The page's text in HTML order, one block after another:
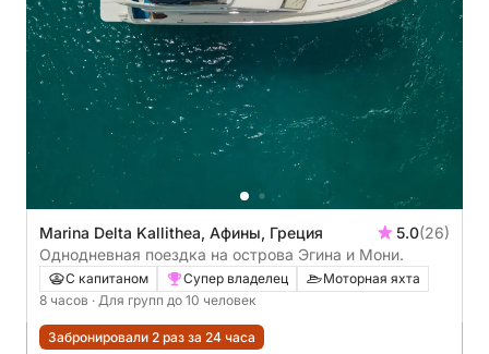
Marina Delta Kallithea, Афины, Греция 5.0(26)
Однодневная поездка на острова Эгина и Мони.
С капитаном Супер владелец
Моторная яхта
8 часов · Для групп до 10 человек
Забронировали 2 раз за 24 часа